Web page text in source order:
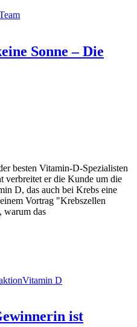
Sonne – Die
besten Vitamin-D-Spezialisten
verbreitet er die Kunde um die
D, das auch bei Krebs eine
Vortrag "Krebszellen
warum das
Vitamin D
ist